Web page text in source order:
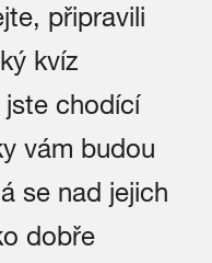
připravili
kvíz
chodící
vám budou
se nad jejich
dobře